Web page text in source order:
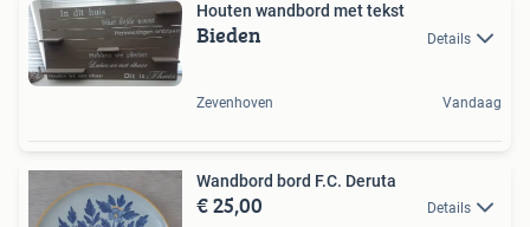
Houten wandbord met tekst
Bieden Details
Zevenhoven Vandaag
Wandbord bord F.C. Deruta
€ 25,00 Details